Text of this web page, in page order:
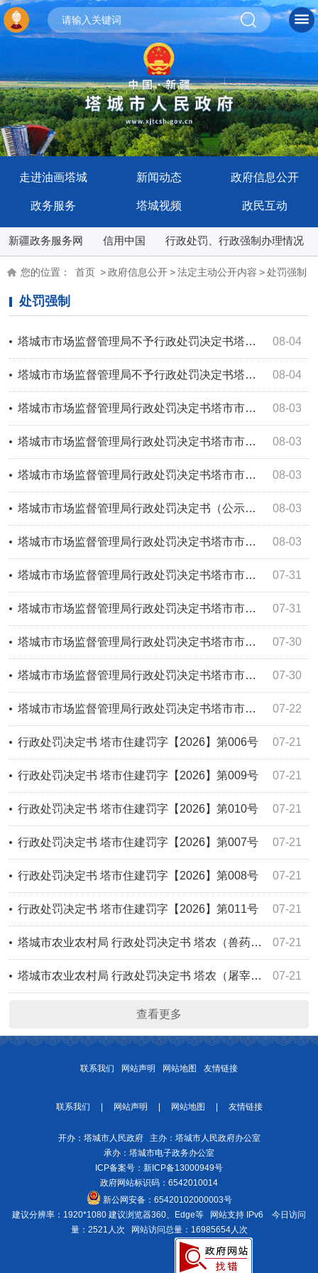
走进油画塔城 新闻动态 政府信息公开
政务服务 塔城视频 政民互动
新疆政务服务网 信用中国 行政处罚、行政强制办理情况
您的位置： 首页 >政府信息公开>法定主动公开内容 >处罚强制
处罚强制
08-04
塔城市市场监督管理局不予行政处罚决定书塔市市监不罚〔2026〕41号
08-04
塔城市市场监督管理局不予行政处罚决定书塔市市监不罚〔2026〕40号
08-03
塔城市市场监督管理局行政处罚决定书塔市市监处罚〔2026〕117号
08-03
塔城市市场监督管理局行政处罚决定书塔市市监处罚〔2026〕118号
08-03
塔城市市场监督管理局行政处罚决定书塔市市监处罚〔2026〕116号
08-03
塔城市市场监督管理局行政处罚决定书（公示）塔市市监处罚〔2026〕115号
08-03
塔城市市场监督管理局行政处罚决定书塔市市监处罚〔2026〕119号
07-31
塔城市市场监督管理局行政处罚决定书塔市市监处罚〔2026〕111号
07-31
塔城市市场监督管理局行政处罚决定书塔市市监处罚〔2026〕112号
07-30
塔城市市场监督管理局行政处罚决定书塔市市监处罚〔2026〕114号
07-30
塔城市市场监督管理局行政处罚决定书塔市市监处罚〔2026〕113号
07-22
塔城市市场监督管理局行政处罚决定书塔市市监处罚〔2026〕110号
07-21
行政处罚决定书 塔市住建罚字【2026】第006号
07-21
行政处罚决定书 塔市住建罚字【2026】第009号
07-21
行政处罚决定书 塔市住建罚字【2026】第010号
07-21
行政处罚决定书 塔市住建罚字【2026】第007号
07-21
行政处罚决定书 塔市住建罚字【2026】第008号
07-21
行政处罚决定书 塔市住建罚字【2026】第011号
07-21
塔城市农业农村局 行政处罚决定书 塔农（兽药）罚〔2026〕1号
07-21
塔城市农业农村局 行政处罚决定书 塔农（屠宰）罚〔2026〕2号
查看更多
联系我们 网站声明 网站地图 友情链接
联系我们 网站声明 网站地图 友情链接
开办：塔城市人民政府 主办：塔城市人民政府办公室
承办：塔城市电子政务办公室
ICP备案号： 新ICP备13000949号
政府网站标识码：6542010014
新公网安备： 65420102000003号
建议分辨率：1920*1080 建议浏览器360、Edge等 网站支持 IPv6
今日访问
量：2521人次
网站访问总量：16985654人次